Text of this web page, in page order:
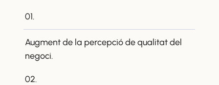
01.
Augment de la percepció de qualitat del
negoci.
02.